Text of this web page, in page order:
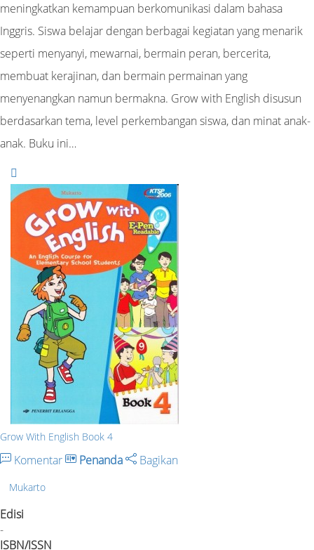
meningkatkan kemampuan berkomunikasi dalam bahasa
Inggris. Siswa belajar dengan berbagai kegiatan yang menarik
seperti menyanyi, mewarnai, bermain peran, bercerita,
membuat kerajinan, dan bermain permainan yang
menyenangkan namun bermakna. Grow with English disusun
berdasarkan tema, level perkembangan siswa, dan minat anak-
anak. Buku ini…
Grow With English Book 4
Komentar Penanda Bagikan
Mukarto
Edisi
-
ISBN/ISSN